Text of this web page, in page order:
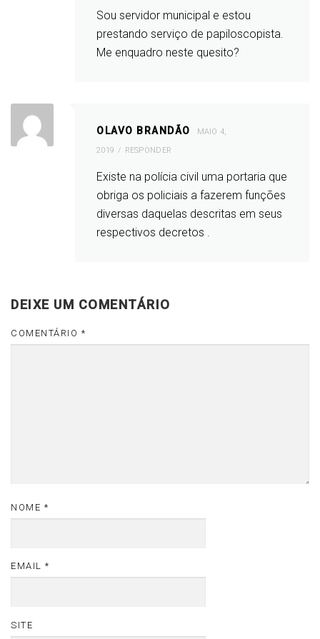
Sou servidor municipal e estou
prestando serviço de papiloscopista.
Me enquadro neste quesito?
OLAVO BRANDÃO
MAIO 4,
2019
RESPONDER
Existe na polícia civil uma portaria que
obriga os policiais a fazerem funções
diversas daquelas descritas em seus
respectivos decretos .
DEIXE UM COMENTÁRIO
COMENTÁRIO *
NOME *
EMAIL *
SITE